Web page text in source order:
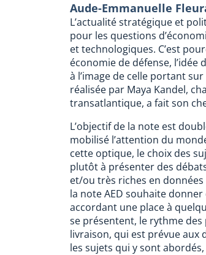
Aude-Emmanuelle
L’actualité stratégique et
pour les questions
et technologiques. C’est
économie de défense,
à l’image de celle portant
réalisée par Maya Kandel,
transatlantique, a fait son
L’objectif de la note est
mobilisé l’attention du
cette optique, le choix des
plutôt à présenter des
et/ou très riches en
la note AED souhaite
accordant une place à
se présentent, le rythme
livraison, qui est prévue aux
les sujets qui y sont